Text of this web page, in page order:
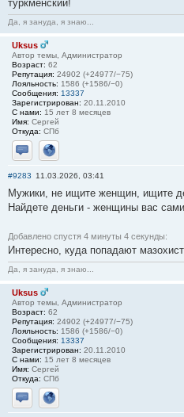
туркменский!
Да, я зануда, я знаю...
Uksus
Автор темы, Администратор
Возраст: 62
Репутация: 24902 (+24977/−75)
Лояльность: 1586 (+1586/−0)
Сообщения: 13337
Зарегистрирован: 20.11.2010
С нами: 15 лет 8 месяцев
Имя: Сергей
Откуда: СПб
Отправить личное сообщение
Сайт
#9283 11.03.2026, 03:41
Мужики, не ищите женщин, ищите
Найдете деньги - женщины вас
Добавлено спустя 4 минуты 4 секунды:
Интересно, куда попадают
Да, я зануда, я знаю...
Uksus
Автор темы, Администратор
Возраст: 62
Репутация: 24902 (+24977/−75)
Лояльность: 1586 (+1586/−0)
Сообщения: 13337
Зарегистрирован: 20.11.2010
С нами: 15 лет 8 месяцев
Имя: Сергей
Откуда: СПб
Отправить личное сообщение
Сайт